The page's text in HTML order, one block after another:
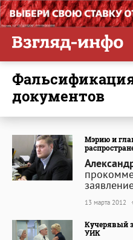
фальсификация избирательных
документов
Мэрию и
13 марта 2012
Кучерявый
УИК